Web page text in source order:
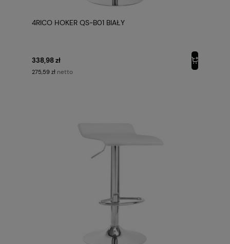
4RICO HOKER QS-B01 BIAŁY
338,98 zł
275,59 zł netto